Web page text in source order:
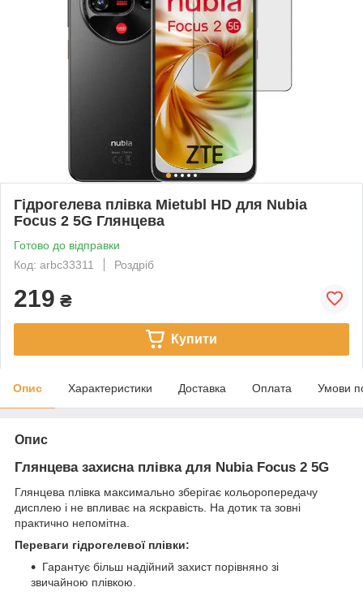
Гідрогелева плівка Mietubl HD для Nubia
Focus 2 5G Глянцева
Готово до відправки
Код: arbc33311
Роздріб
219 ₴
Купити
Опис Характеристики Доставка Оплата Умови
Опис
Глянцева захисна плівка для Nubia Focus 2 5G
Глянцева плівка максимально зберігає кольоропередачу
дисплею і не впливає на яскравість. На дотик та зовні
практично непомітна.
Переваги гідрогелевої плівки:
Гарантує більш надійний захист порівняно зі
звичайною плівкою.